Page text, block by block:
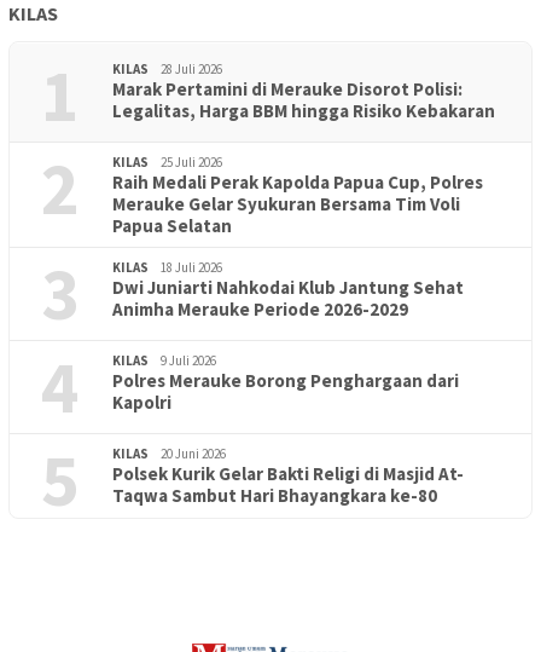
KILAS
1 KILAS 28 Juli 2026
Marak Pertamini di Merauke Disorot Polisi:
Legalitas, Harga BBM hingga Risiko Kebakaran
2 KILAS 25 Juli 2026
Raih Medali Perak Kapolda Papua Cup, Polres
Merauke Gelar Syukuran Bersama Tim Voli
Papua Selatan
3 KILAS 18 Juli 2026
Dwi Juniarti Nahkodai Klub Jantung Sehat
Animha Merauke Periode 2026-2029
4 KILAS 9 Juli 2026
Polres Merauke Borong Penghargaan dari
Kapolri
5 KILAS 20 Juni 2026
Polsek Kurik Gelar Bakti Religi di Masjid At-
Taqwa Sambut Hari Bhayangkara ke-80
PENDIDIKAN 18 Juni 2026
Lepas Puluhan Peserta Didik, TK Yapis 2 Merauke Siapkan